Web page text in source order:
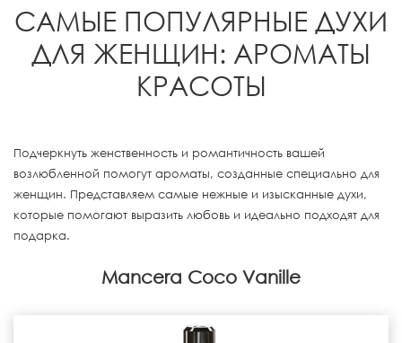
САМЫЕ ПОПУЛЯРНЫЕ ДУХИ
ДЛЯ ЖЕНЩИН: АРОМАТЫ
КРАСОТЫ
Подчеркнуть женственность и романтичность вашей
возлюбленной помогут ароматы, созданные специально для
женщин. Представляем самые нежные и изысканные духи,
которые помогают выразить любовь и идеально подходят для
подарка.
Mancera Coco Vanille